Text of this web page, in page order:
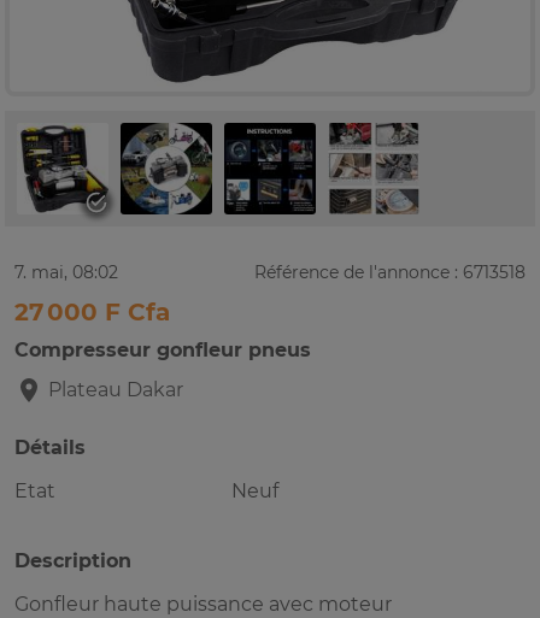
7. mai, 08:02 Référence de l'annonce : 6713518
27 000 F Cfa
Compresseur gonfleur pneus
Plateau Dakar
Détails
Etat
Neuf
Description
Gonfleur haute puissance avec moteur